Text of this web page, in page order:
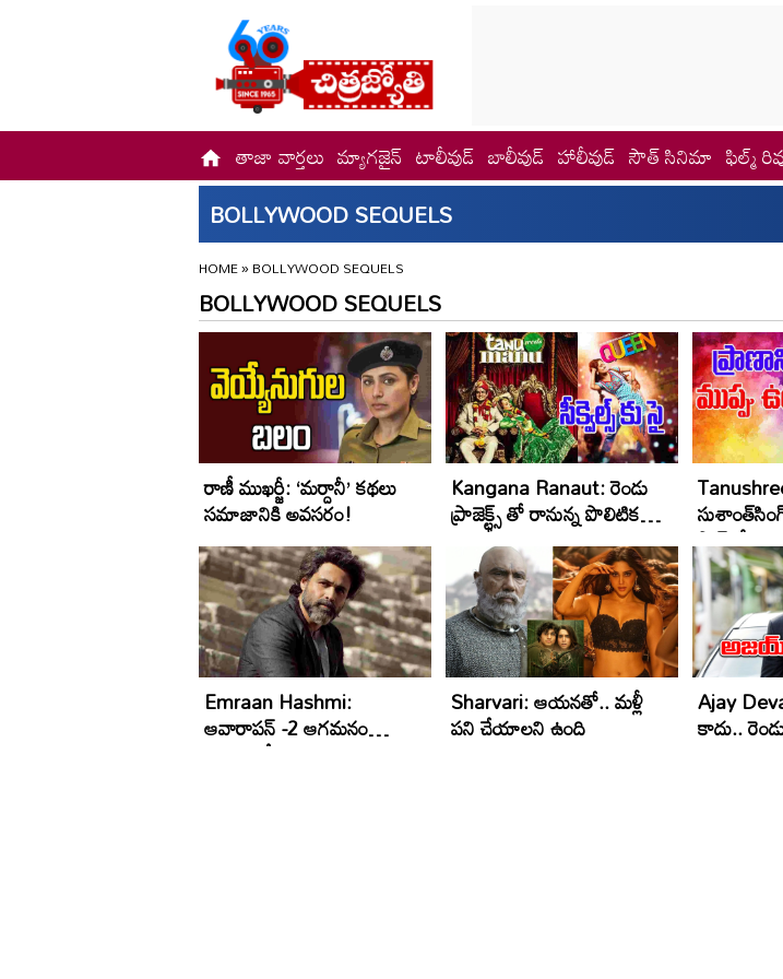
తాజా వార్తలు మ్యాగజైన్ టాలీవుడ్ బాలీవుడ్ హాలీవుడ్ సౌత్ సినిమా ఫిల్మ్
BOLLYWOOD SEQUELS
HOME»BOLLYWOOD SEQUELS
BOLLYWOOD SEQUELS
రాణీ ముఖర్జీ: ‘మర్దానీ’ కథలు
సమాజానికి అవసరం!
Kangana Ranaut: రెండు
ప్రాజెక్ట్స్ తో రానున్న పొలిటికల్
బ్యూటీ ప్లాన్‌లో..
Emraan Hashmi:
ఆవారాపన్ -2 ఆగమనం
ఎప్పుడంటే...
Sharvari: ఆయనతో.. మళ్లీ
పని చేయాలని ఉంది
Ajay
కాదు..